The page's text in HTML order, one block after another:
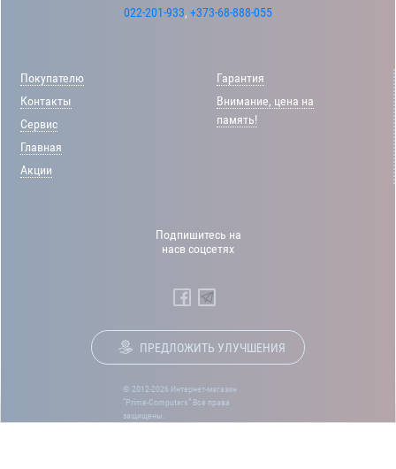
022-201-933, +373-68-888-055
Покупателю
Контакты
Сервис
Главная
Акции
Гарантия
Внимание, цена на
память!
Подпишитесь на
насв соцсетях
ПРЕДЛОЖИТЬ УЛУЧШЕНИЯ
© 2012-2026 Интернет-магазин
“Prime-Computers” Все права
защищены.